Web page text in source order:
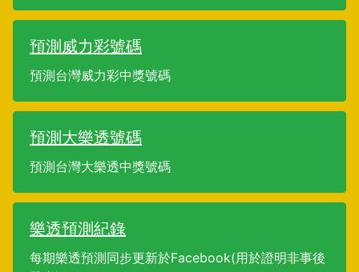
預測威力彩號碼
預測台灣威力彩中獎號碼
預測大樂透號碼
預測台灣大樂透中獎號碼
樂透預測紀錄
每期樂透預測同步更新於Facebook(用於證明非事後